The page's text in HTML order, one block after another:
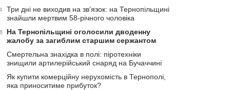
Три дні не виходив на зв’язок: на Тернопільщині
знайшли мертвим 58-річного чоловіка
На Тернопільщині оголосили дводенну
жалобу за загиблим старшим сержантом
Смертельна знахідка в полі: піротехніки
знищили артилерійський снаряд на Бучаччині
Як купити комерційну нерухомість в Тернополі,
яка приноситиме прибуток?